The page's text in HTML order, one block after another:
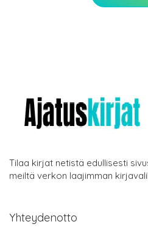
Tilaa kirjat netistä edullisesti
meiltä verkon laajimman
Yhteydenotto